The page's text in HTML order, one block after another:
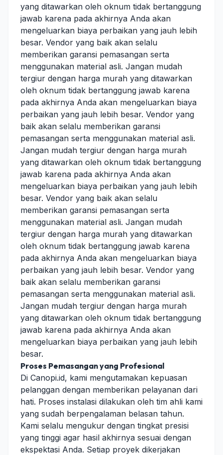
yang ditawarkan oleh oknum tidak bertanggung
jawab karena pada akhirnya Anda akan
mengeluarkan biaya perbaikan yang jauh lebih
besar. Vendor yang baik akan selalu
memberikan garansi pemasangan serta
menggunakan material asli. Jangan mudah
tergiur dengan harga murah yang ditawarkan
oleh oknum tidak bertanggung jawab karena
pada akhirnya Anda akan mengeluarkan biaya
perbaikan yang jauh lebih besar. Vendor yang
baik akan selalu memberikan garansi
pemasangan serta menggunakan material asli.
Jangan mudah tergiur dengan harga murah
yang ditawarkan oleh oknum tidak bertanggung
jawab karena pada akhirnya Anda akan
mengeluarkan biaya perbaikan yang jauh lebih
besar. Vendor yang baik akan selalu
memberikan garansi pemasangan serta
menggunakan material asli. Jangan mudah
tergiur dengan harga murah yang ditawarkan
oleh oknum tidak bertanggung jawab karena
pada akhirnya Anda akan mengeluarkan biaya
perbaikan yang jauh lebih besar. Vendor yang
baik akan selalu memberikan garansi
pemasangan serta menggunakan material asli.
Jangan mudah tergiur dengan harga murah
yang ditawarkan oleh oknum tidak bertanggung
jawab karena pada akhirnya Anda akan
mengeluarkan biaya perbaikan yang jauh lebih
besar.
Proses Pemasangan yang Profesional
Di Canopi.id, kami mengutamakan kepuasan
pelanggan dengan memberikan pelayanan dari
hati. Proses instalasi dilakukan oleh tim ahli kami
yang sudah berpengalaman belasan tahun.
Kami selalu mengukur dengan tingkat presisi
yang tinggi agar hasil akhirnya sesuai dengan
ekspektasi Anda. Setiap proyek dikerjakan